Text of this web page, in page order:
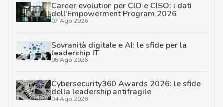
Career evolution per CIO e CISO: i dati
dell’Empowerment Program 2026
07 Ago 2026
Sovranità digitale e AI: le sfide per la
leadership IT
05 Ago 2026
Cybersecurity360 Awards 2026: le sfide
della leadership antifragile
04 Ago 2026